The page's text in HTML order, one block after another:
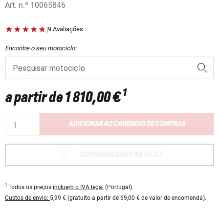
Art. n.º 10065846
|9 Avaliações
Encontre o seu motociclo:
Pesquisar motociclo
a partir de1 810,00 €1
ADICIONAR AO CARRINHO DE COMPRAS
1 Todos os preços incluem o IVA legal (Portugal).
Custos de envio: 5,99 € (gratuito a partir de 69,00 € de valor de encomenda).